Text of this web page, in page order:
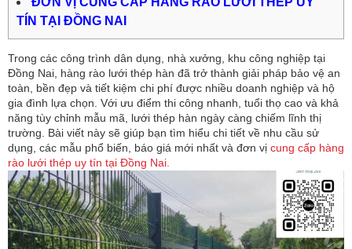
TÍN TẠI ĐỒNG NAI
Trong các công trình dân dụng, nhà xưởng, khu công nghiệp tại
Đồng Nai, hàng rào lưới thép hàn đã trở thành giải pháp bảo vệ an
toàn, bền đẹp và tiết kiệm chi phí được nhiều doanh nghiệp và hộ
gia đình lựa chọn. Với ưu điểm thi công nhanh, tuổi thọ cao và khả
năng tùy chỉnh mẫu mã, lưới thép hàn ngày càng chiếm lĩnh thị
trường. Bài viết này sẽ giúp bạn tìm hiểu chi tiết về nhu cầu sử
dụng, các mẫu phổ biến, báo giá mới nhất và đơn vị cung cấp hàng
rào lưới thép uy tín tại Đồng Nai.